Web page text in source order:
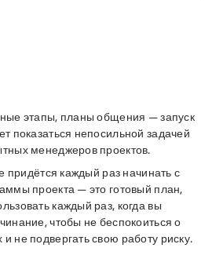
этапы, планы общения — запуск
показаться непосильной задачей
менеджеров проектов.
придётся каждый раз начинать с
проекта — это готовый план,
каждый раз, когда вы
чтобы не беспокоиться о
не подвергать свою работу риску.